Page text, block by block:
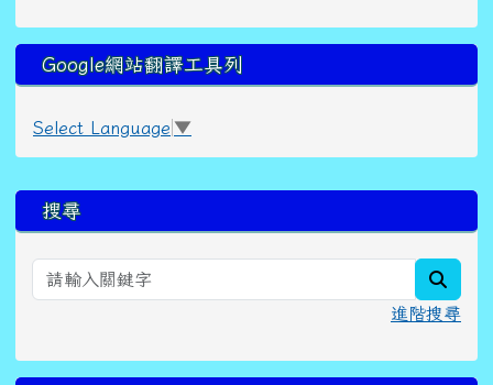
Google網站翻譯工具列
Select Language ▼
右邊區域內容
搜尋
進階搜尋